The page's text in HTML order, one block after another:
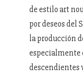
de estilo art
por deseos del
la producción
especialmente
descendientes